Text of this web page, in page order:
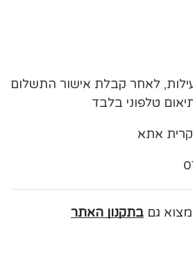
לאחר קבלת אישור התשלום
טלפוני בלבד
גם בתקנון האתר